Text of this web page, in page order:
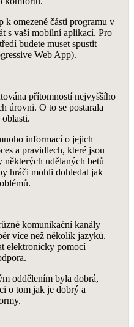
k omezené části programu v
s vaší mobilní aplikací. Pro
budete muset spustit
Web App).
přítomností nejvyššího
úrovni. O to se postarala
informací o jejich
a pravidlech, které jsou
některých udělaných betů
hráči mohli dohledat jak
komunikační kanály
více než několik jazyků.
elektronicky pomocí
oddělením byla dobrá,
o tom jak je dobrý a